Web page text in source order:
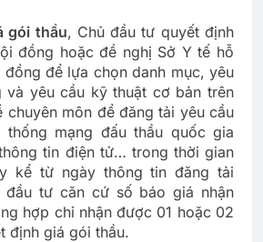
gói thầu, Chủ đầu tư quyết định
đồng hoặc đề nghị Sở Y tế hỗ
để lựa chọn danh mục, yêu
và yêu cầu kỹ thuật cơ bản trên
chuyên môn để đăng tải yêu cầu
mạng đấu thầu quốc gia
tin điện tử… trong thời gian
kể từ ngày thông tin đăng tải
đầu tư căn cứ số báo giá nhận
hợp chỉ nhận được 01 hoặc 02
định giá gói thầu.